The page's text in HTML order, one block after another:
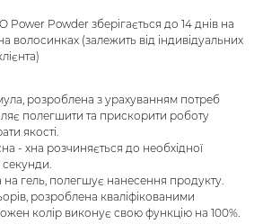
Powder зберігається до 14 днів на
на волосинках (залежить від індивідуальних
розроблена з урахуванням потреб
полегшити та прискорити роботу
якості.
- хна розчиняється до необхідної
секунди.
на гель, полегшує нанесення продукту.
розроблена кваліфікованими
колір виконує свою функцію на 100%.